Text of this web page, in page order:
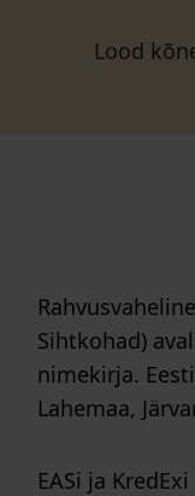
Lood
Sihtkohad)
nimekirja.
Lahemaa,
EASi ja